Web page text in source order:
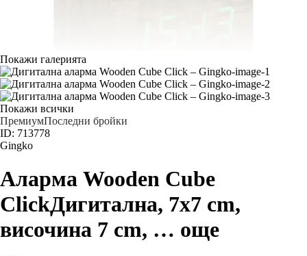
Покажи галерията
Покажи всички
ПремиумПоследни бройки
ID: 713778
Gingko
Аларма Wooden Cube
ClickДигитална, 7x7 cm,
височина 7 cm, … още